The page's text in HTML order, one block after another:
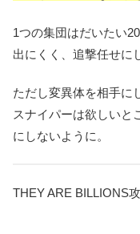
1つの集団はだいたい
出にくく、追撃任せに
ただし変異体を相手に
スナイパーは欲しいと
にしないように。
THEY ARE BILLIONS